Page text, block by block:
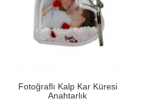
Fotoğraflı Kalp Kar Küresi
Anahtarlık